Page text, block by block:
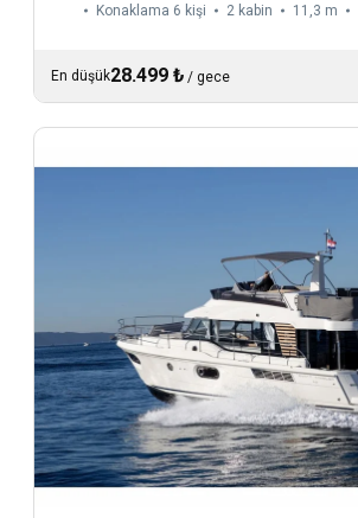
Konaklama 6 kişi 2 kabin 11,3 m
En düşük28.499 ₺ / gece